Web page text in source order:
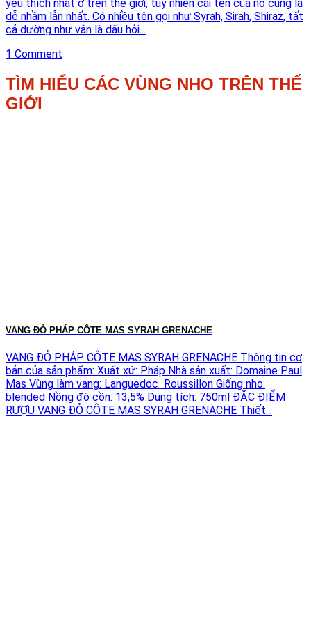
yêu thích nhất ở trên thế giới, tuy nhiên cái tên của nó cũng là
dễ nhầm lẫn nhất. Có nhiều tên gọi như Syrah, Sirah, Shiraz, tất
cả dường như vẫn là dấu hỏi...
1 Comment
TÌM HIỂU CÁC VÙNG NHO TRÊN THẾ
GIỚI
VANG ĐỎ PHÁP CÔTE MAS SYRAH GRENACHE
VANG ĐỎ PHÁP CÔTE MAS SYRAH GRENACHE Thông tin cơ
bản của sản phẩm: Xuất xứ: Pháp Nhà sản xuất: Domaine Paul
Mas Vùng làm vang: Languedoc Roussillon Giống nho:
blended Nồng độ cồn: 13,5% Dung tích: 750ml ĐẶC ĐIỂM
RƯỢU VANG ĐỎ CÔTE MAS SYRAH GRENACHE Thiết...